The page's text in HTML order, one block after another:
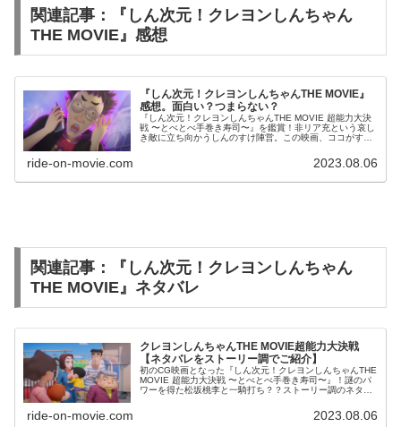
関連記事：『しん次元！クレヨンしんちゃん
THE MOVIE』感想
『しん次元！クレヨンしんちゃんTHE MOVIE』
感想。面白い？つまらない？
『しん次元！クレヨンしんちゃんTHE MOVIE 超能力大決
戦 〜とべとべ手巻き寿司〜』を鑑賞！非リア充という哀し
き敵に立ち向かうしんのすけ陣営。この映画、ココがすっ
ride-on-movie.com 2023.08.06
関連記事：『しん次元！クレヨンしんちゃん
THE MOVIE』ネタバレ
クレヨンしんちゃんTHE MOVIE超能力大決戦
【ネタバレをストーリー調でご紹介】
初のCG映画となった『しん次元！クレヨンしんちゃんTHE
MOVIE 超能力大決戦 〜とべとべ手巻き寿司〜』！謎のパ
ワーを得た松坂桃李と一騎打ち？？ストーリー調のネタバ
ride-on-movie.com 2023.08.06